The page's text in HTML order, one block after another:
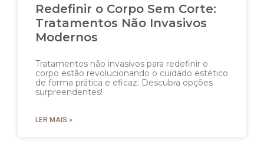
Redefinir o Corpo Sem Corte:
Tratamentos Não Invasivos
Modernos
Tratamentos não invasivos para redefinir o
corpo estão revolucionando o cuidado estético
de forma prática e eficaz. Descubra opções
surpreendentes!
LER MAIS »